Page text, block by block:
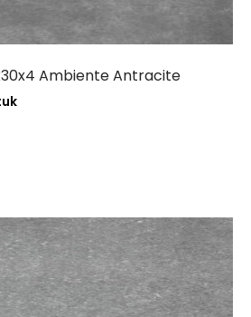
Ambiente Antracite